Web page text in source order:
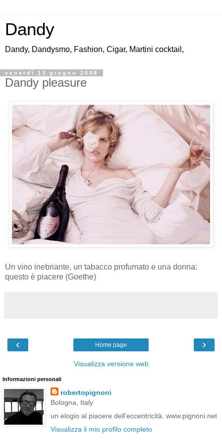
Dandy
Dandy, Dandysmo, Fashion, Cigar, Martini cocktail,
venerdì 13 giugno 2008
Dandy pleasure
Un vino inebriante, un tabacco profumato e una donna:
questo è piacere (Goethe)
‹ ›
Home page
Visualizza versione web
Informazioni personali
robertopignoni
Bologna, Italy
un elogio al piacere dell'eccentricità. www.pignoni.net
Visualizza il mio profilo completo